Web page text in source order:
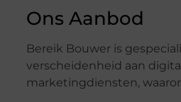
Ons Aanbod
Bereik Bouwer is
verscheidenheid aan
marketingdiensten,